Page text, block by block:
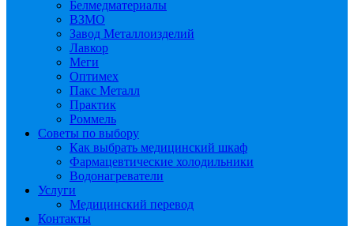
Белмедматериалы
ВЗМО
Завод Металлоизделий
Лавкор
Меги
Оптимех
Пакс Металл
Практик
Роммель
Советы по выбору
Как выбрать медицинский шкаф
Фармацевтические холодильники
Водонагреватели
Услуги
Медицинский перевод
Контакты